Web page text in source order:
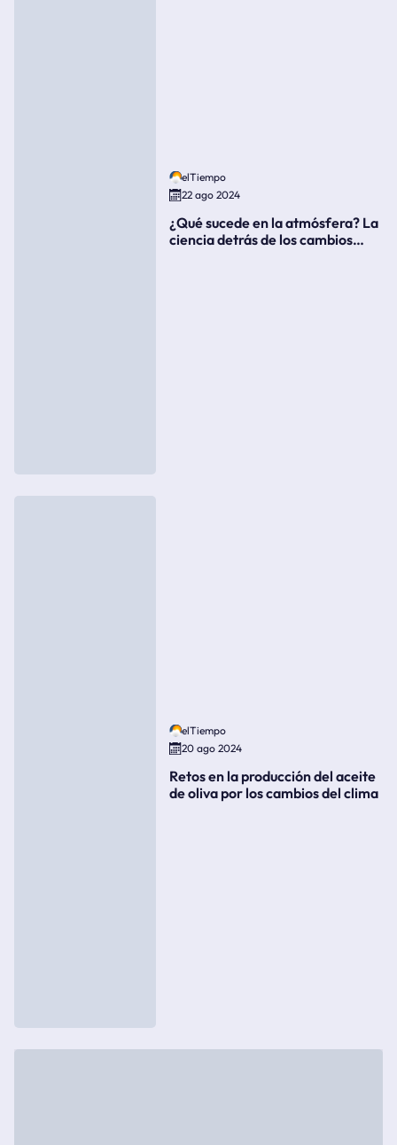
elTiempo
22 ago 2024
¿Qué sucede en la atmósfera? La
ciencia detrás de los cambios
elTiempo
20 ago 2024
Retos en la producción del aceite
de oliva por los cambios del clima